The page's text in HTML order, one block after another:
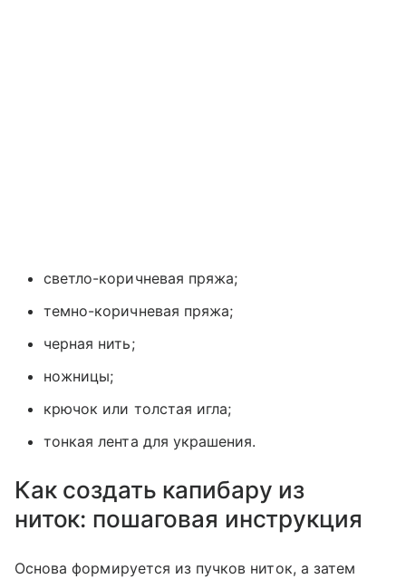
светло-коричневая пряжа;
темно-коричневая пряжа;
черная нить;
ножницы;
крючок или толстая игла;
тонкая лента для украшения.
Как создать капибару из
ниток: пошаговая инструкция
Основа формируется из пучков ниток, а затем